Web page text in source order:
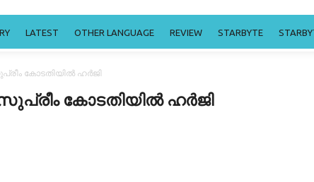
LATEST OTHER LANGUAGE REVIEW STARBYTE
കോടതിയില്‍ ഹര്‍ജി
കോടതിയില്‍ ഹര്‍ജി